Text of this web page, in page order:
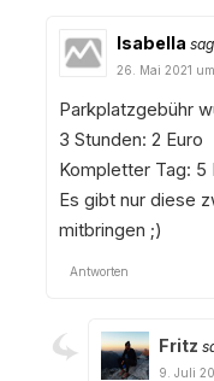
Isabella
26. Mai 2021
Parkplatzgebühr
3 Stunden: 2 Euro
Kompletter Tag: 5
Es gibt nur diese
mitbringen ;)
Antworten
Fritz
9. Juli